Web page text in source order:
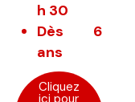
h 30
Dès 6
ans
Cliquez
ici pour